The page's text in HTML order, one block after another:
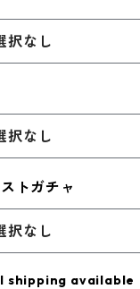
択なし
択なし
トガチャ
択なし
shipping available